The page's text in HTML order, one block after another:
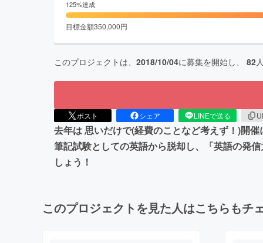
125%達成
目標金額350,000円
このプロジェクトは、 2018/10/04に募集を開始し、 82
ポスト シェア LINEで送る
去年は 思いだけで(経費のことなど考えず！)開
筆記試験としての英語から脱却し、「英語の発
しょう！
このプロジェクトを見た人はこちらもチ